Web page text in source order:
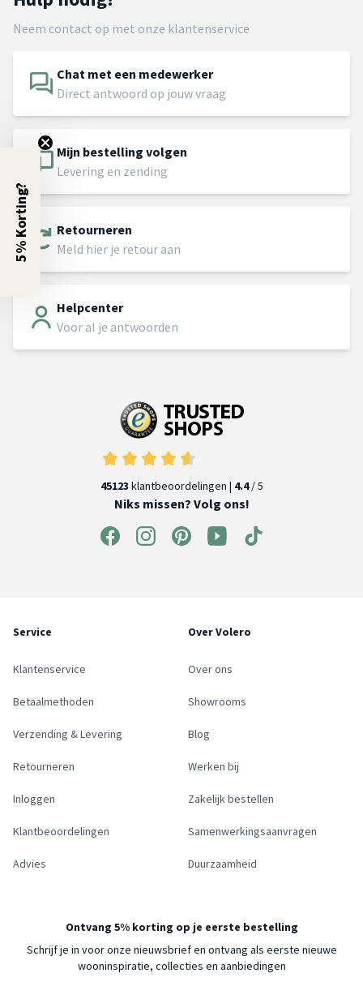
Neem contact op met onze klantenservice
Chat met een medewerker
Direct antwoord op jouw vraag
Mijn bestelling volgen
Levering en zending
Retourneren
Meld hier je retour aan
Helpcenter
Voor al je antwoorden
45123 klantbeoordelingen | 4.4/ 5
Niks missen? Volg ons!
Service
Klantenservice
Betaalmethoden
Verzending & Levering
Retourneren
Inloggen
Klantbeoordelingen
Advies
Over Volero
Over ons
Showrooms
Blog
Werken bij
Zakelijk bestellen
Samenwerkingsaanvragen
Duurzaamheid
Ontvang 5% korting op je eerste bestelling
Schrijf je in voor onze nieuwsbrief en ontvang als eerste nieuwe
wooninspiratie, collecties en aanbiedingen
5% Korting?